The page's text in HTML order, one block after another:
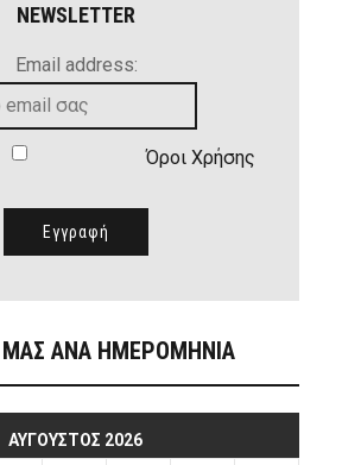
NEWSLETTER
Email address:
Όροι Χρήσης
ΑΝΑ ΗΜΕΡΟΜΗΝΙΑ
ΑΎΓΟΥΣΤΟΣ 2026